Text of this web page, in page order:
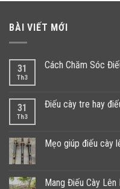
BÀI VIẾT MỚI
31
Th3
Cách Chăm Sóc
31
Th3
Điếu cày tre hay
Mẹo giúp điếu cày
Mang Điếu Cày